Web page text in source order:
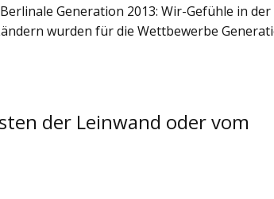
Generation 2013: Wir-Gefühle in der
wurden für die Wettbewerbe
der Leinwand oder vom